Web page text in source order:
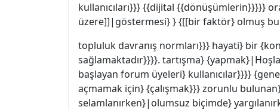
kullanıcıları}}} {{dijital {{dönüşümlerin}}}}}
üzere]]|göstermesi} } {[[bir faktör} olmuş
topluluk davranış normları}}} hayati} bir
sağlamaktadır}}}}. tartışma}
başlayan forum üyeleri} kullanıcılar}}}}
açmamak için} {çalışmak}}} zorunlu
selamlanırken}|olumsuz biçimde}